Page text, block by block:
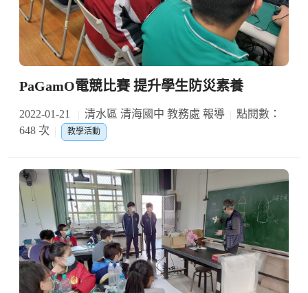
PaGamO電競比賽 提升學生防災素養
2022-01-21 清水區 清海國中 教務處 報導
點閱數：
648 次
教學活動